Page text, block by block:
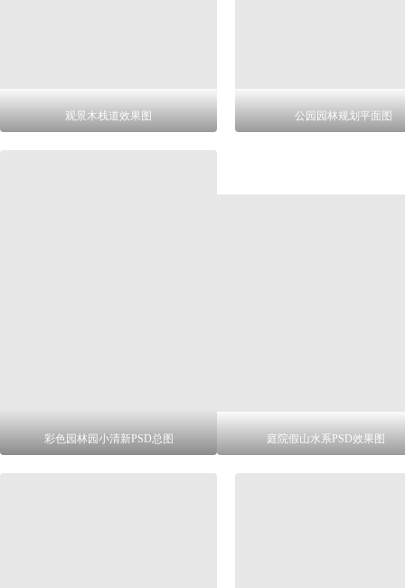
观景木栈道效果图 公园园林规划平面图
彩色园林园小清新PSD总图 庭院假山水系PSD效果图